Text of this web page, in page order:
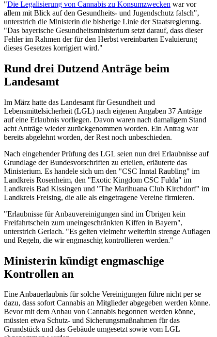
"Die Legalisierung von Cannabis zu Konsumzwecken war vor
allem mit Blick auf den Gesundheits- und Jugendschutz falsch",
unterstrich die Ministerin die bisherige Linie der Staatsregierung.
"Das bayerische Gesundheitsministerium setzt darauf, dass dieser
Fehler im Rahmen der für den Herbst vereinbarten Evaluierung
dieses Gesetzes korrigiert wird."
Rund drei Dutzend Anträge beim
Landesamt
Im März hatte das Landesamt für Gesundheit und
Lebensmittelsicherheit (LGL) nach eigenen Angaben 37 Anträge
auf eine Erlaubnis vorliegen. Davon waren nach damaligem Stand
acht Anträge wieder zurückgenommen worden. Ein Antrag war
bereits abgelehnt worden, der Rest noch unbeschieden.
Nach eingehender Prüfung des LGL seien nun drei Erlaubnisse auf
Grundlage der Bundesvorschriften zu erteilen, erläuterte das
Ministerium. Es handele sich um den "CSC Inntal Raubling" im
Landkreis Rosenheim, den "Exotic Kingdom CSC Fulda" im
Landkreis Bad Kissingen und "The Marihuana Club Kirchdorf" im
Landkreis Freising, die alle als eingetragene Vereine firmieren.
"Erlaubnisse für Anbauvereinigungen sind im Übrigen kein
Freifahrtschein zum uneingeschränkten Kiffen in Bayern",
unterstrich Gerlach. "Es gelten vielmehr weiterhin strenge Auflagen
und Regeln, die wir engmaschig kontrollieren werden."
Ministerin kündigt engmaschige
Kontrollen an
Eine Anbauerlaubnis für solche Vereinigungen führe nicht per se
dazu, dass sofort Cannabis an Mitglieder abgegeben werden könne.
Bevor mit dem Anbau von Cannabis begonnen werden könne,
müssten etwa Schutz- und Sicherungsmaßnahmen für das
Grundstück und das Gebäude umgesetzt sowie vom LGL